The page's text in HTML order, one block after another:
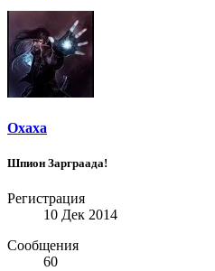
Oxaxa
Шпион Зарграада!
Регистрация
10 Дек 2014
Сообщения
60